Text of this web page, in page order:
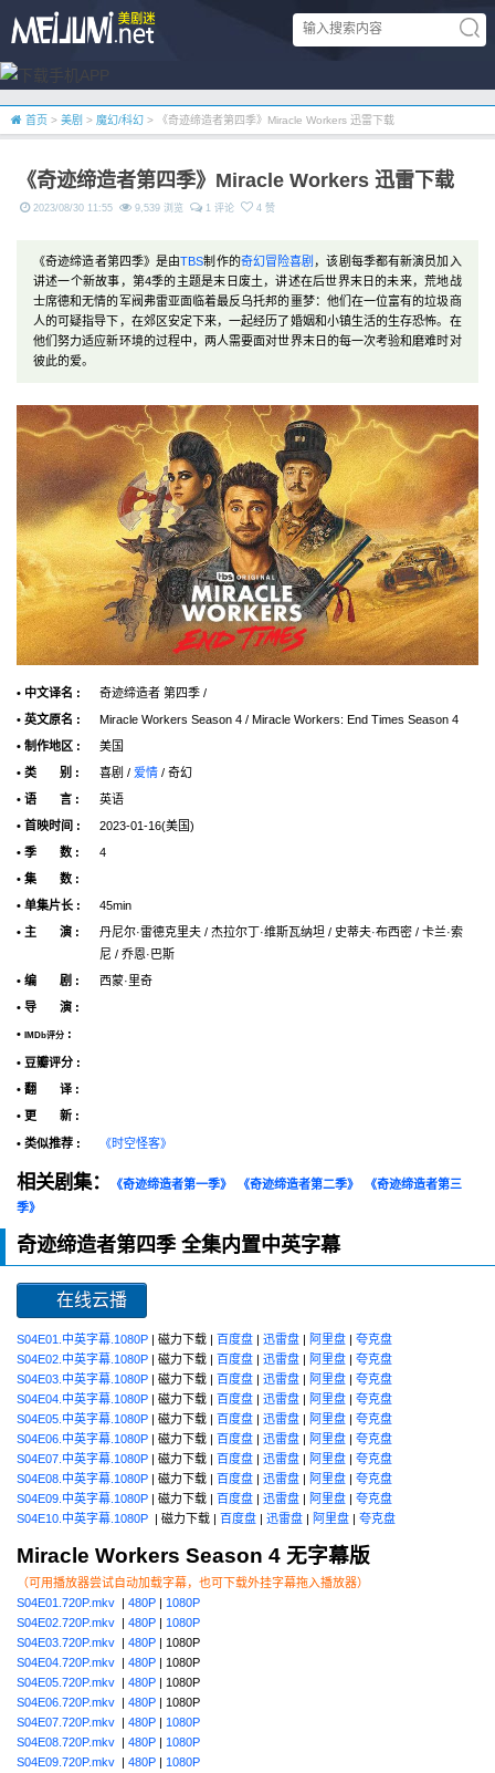
首页 > 美剧 > 魔幻/科幻 > 《奇迹缔造者第四季》Miracle Workers 迅雷下载
《奇迹缔造者第四季》Miracle Workers 迅雷下载
2023/08/30 11:55 9,539 浏览 1 评论 4 赞
《奇迹缔造者第四季》是由TBS制作的奇幻冒险喜剧 ，该剧每季都有新演员加入
讲述一个新故事，第4季的主题是末日废土，讲述在后世界末日的未来，荒地战
士席德和无情的军阀弗雷亚面临着最反乌托邦的噩梦：他们在一位富有的垃圾商
人的可疑指导下，在郊区安定下来，一起经历了婚姻和小镇生活的生存恐怖。在
他们努力适应新环境的过程中，两人需要面对世界末日的每一次考验和磨难时对
彼此的爱。
• 中文译名 :
奇迹缔造者 第四季 /
• 英文原名 :
Miracle Workers Season 4 / Miracle Workers: End Times Season 4
• 制作地区 :
美国
• 类 别 :
喜剧 / 爱情 / 奇幻
• 语 言 :
英语
• 首映时间 :
2023-01-16(美国)
• 季 数 :
4
• 集 数 :
• 单集片长 :
45min
• 主 演 :
丹尼尔·雷德克里夫 / 杰拉尔丁·维斯瓦纳坦 / 史蒂夫·布西密 / 卡兰·索
尼 / 乔恩·巴斯
• 编 剧 :
西蒙·里奇
• 导 演 :
•
IMDb评分 :
• 豆瓣评分 :
• 翻 译 :
• 更 新 :
• 类似推荐 : 《时空怪客》
相关剧集： 《奇迹缔造者第一季》 《奇迹缔造者第二季》
《奇迹缔造者第三
季》
奇迹缔造者第四季 全集内置中英字幕
在线云播
S04E01.中英字幕.1080P | 磁力下载 | 百度盘 | 迅雷盘 | 阿里盘 | 夸克盘
S04E02.中英字幕.1080P | 磁力下载 | 百度盘 | 迅雷盘 | 阿里盘 | 夸克盘
S04E03.中英字幕.1080P | 磁力下载 | 百度盘 | 迅雷盘 | 阿里盘 | 夸克盘
S04E04.中英字幕.1080P | 磁力下载 | 百度盘 | 迅雷盘 | 阿里盘 | 夸克盘
S04E05.中英字幕.1080P | 磁力下载 | 百度盘 | 迅雷盘 | 阿里盘 | 夸克盘
S04E06.中英字幕.1080P | 磁力下载 | 百度盘 | 迅雷盘 | 阿里盘 | 夸克盘
S04E07.中英字幕.1080P | 磁力下载 | 百度盘 | 迅雷盘 | 阿里盘 | 夸克盘
S04E08.中英字幕.1080P | 磁力下载 | 百度盘 | 迅雷盘 | 阿里盘 | 夸克盘
S04E09.中英字幕.1080P | 磁力下载 | 百度盘 | 迅雷盘 | 阿里盘 | 夸克盘
S04E10.中英字幕.1080P | 磁力下载 | 百度盘 | 迅雷盘 | 阿里盘 | 夸克盘
Miracle Workers Season 4 无字幕版
（可用播放器尝试自动加载字幕，也可下载外挂字幕拖入播放器）
S04E01.720P.mkv | 480P | 1080P
S04E02.720P.mkv | 480P | 1080P
S04E03.720P.mkv | 480P | 1080P
S04E04.720P.mkv | 480P | 1080P
S04E05.720P.mkv | 480P | 1080P
S04E06.720P.mkv | 480P | 1080P
S04E07.720P.mkv | 480P | 1080P
S04E08.720P.mkv | 480P | 1080P
S04E09.720P.mkv | 480P | 1080P